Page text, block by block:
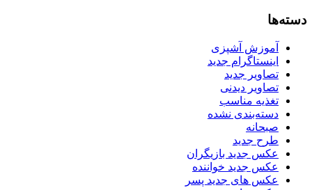
دسته‌ها
آموزش آشپزی
اینستاگرام جدید
تصاویر جدید
تصاویر دیدنی
تغذیه مناسب
دسته‌بندی نشده
صبحانه
طرح جدید
عکس جدید بازیگران
عکس جدید خواننده
عکس های جدید پسر